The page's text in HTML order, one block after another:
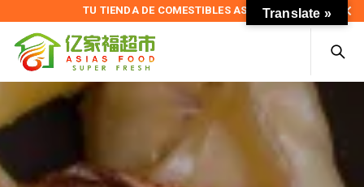
TU TIENDA DE COMESTIBLES ASIÁTICOSTranslate »